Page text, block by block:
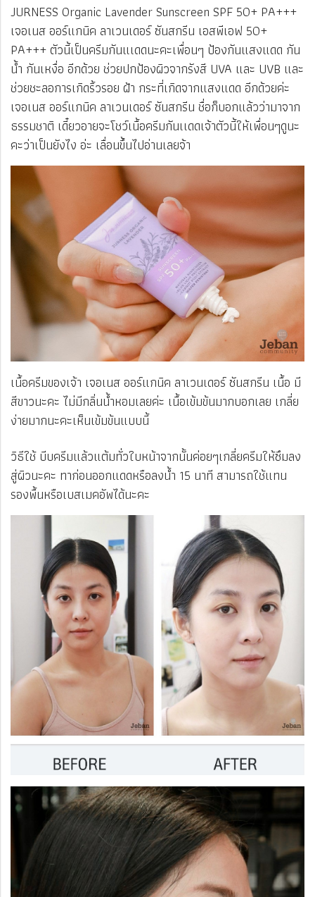
JURNESS Organic Lavender Sunscreen SPF 50+ PA+++
เจอเนส ออร์แกนิค ลาเวนเดอร์ ซันสกรีน เอสพีเอฟ 50+
PA+++ ตัวนี้เป็นครีมกันแเดดนะคะเพื่อนๆ ป้องกันแสงแดด กัน
น้ำ กันเหงื่อ อีกด้วย ช่วยปกป้องผิวจากรังสี UVA และ UVB และ
ช่วยชะลอการเกิดริ้วรอย ฝ้า กระที่เกิดจากแสงแดด อีกด้วยค่ะ
เจอเนส ออร์แกนิค ลาเวนเดอร์ ซันสกรีน ชื่อก็บอกแล้วว่ามาจาก
ธรรมชาติ เดี๋ยวอายจะโชว์เนื้อครีมกันเเดดเจ้าตัวนี้ให้เพื่อนๆดูนะ
คะว่าเป็นยังไง อ่ะ เลื่อนขึ้นไปอ่านเลยจ้า
เนื้อครีมของเจ้า เจอเนส ออร์แกนิค ลาเวนเดอร์ ซันสกรีน เนื้อ มี
สีขาวนะคะ ไม่มีกลิ่นน้ำหอมเลยค่ะ เนื้อเข้มข้นมากบอกเลย เกลี่ย
ง่ายมากนะคะเห็นเข้มข้นแบบนี้
วิธีใช้ บีบครีมแล้วแต้มทั่วใบหน้าจากนั้นค่อยๆเกลี่ยครีมให้ซึมลง
สู่ผิวนะคะ ทาก่อนออกแดดหรือลงน้ำ 15 นาที สามารถใช้แทน
รองพื้นหรือเบสเมคอัพได้นะคะ